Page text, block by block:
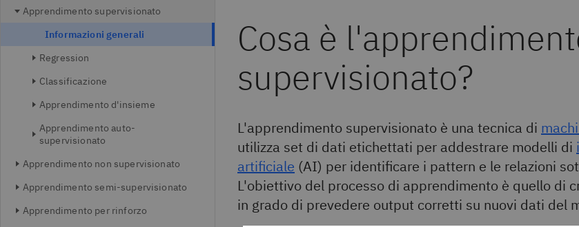
Apprendimento supervisionato
Informazioni generali
Regression
Classificazione
Apprendimento d'insieme
Apprendimento auto-
supervisionato
Apprendimento non supervisionato
Apprendimento semi-supervisionato
Apprendimento per rinforzo
Cosa è
supervisionato?
L'apprendimento supervisionato è una tecnica di
utilizza set di dati etichettati per addestrare modelli di
artificiale (AI) per identificare i pattern e le relazioni
L'obiettivo del processo di apprendimento è quello di
in grado di prevedere output corretti su nuovi dati del